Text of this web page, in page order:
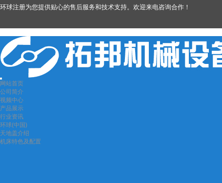
环球注册为您提供贴心的售后服务和技术支持。欢迎来电咨询合作！
网站首页
公司简介
视频中心
产品展示
行业资讯
环球(中国)
天地盖介绍
机床特色及配置